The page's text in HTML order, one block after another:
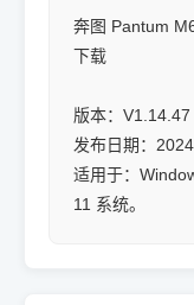
奔图 Pantum
下载
版本：V1.14.47
发布日期：
适用于：
11 系统。